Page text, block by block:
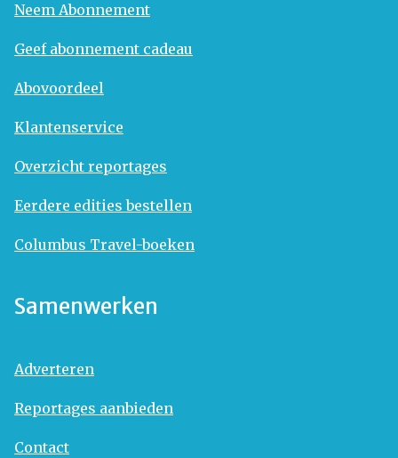
Neem Abonnement
Geef abonnement cadeau
Abovoordeel
Klantenservice
Overzicht reportages
Eerdere edities bestellen
Columbus Travel-boeken
Samenwerken
Adverteren
Reportages aanbieden
Contact